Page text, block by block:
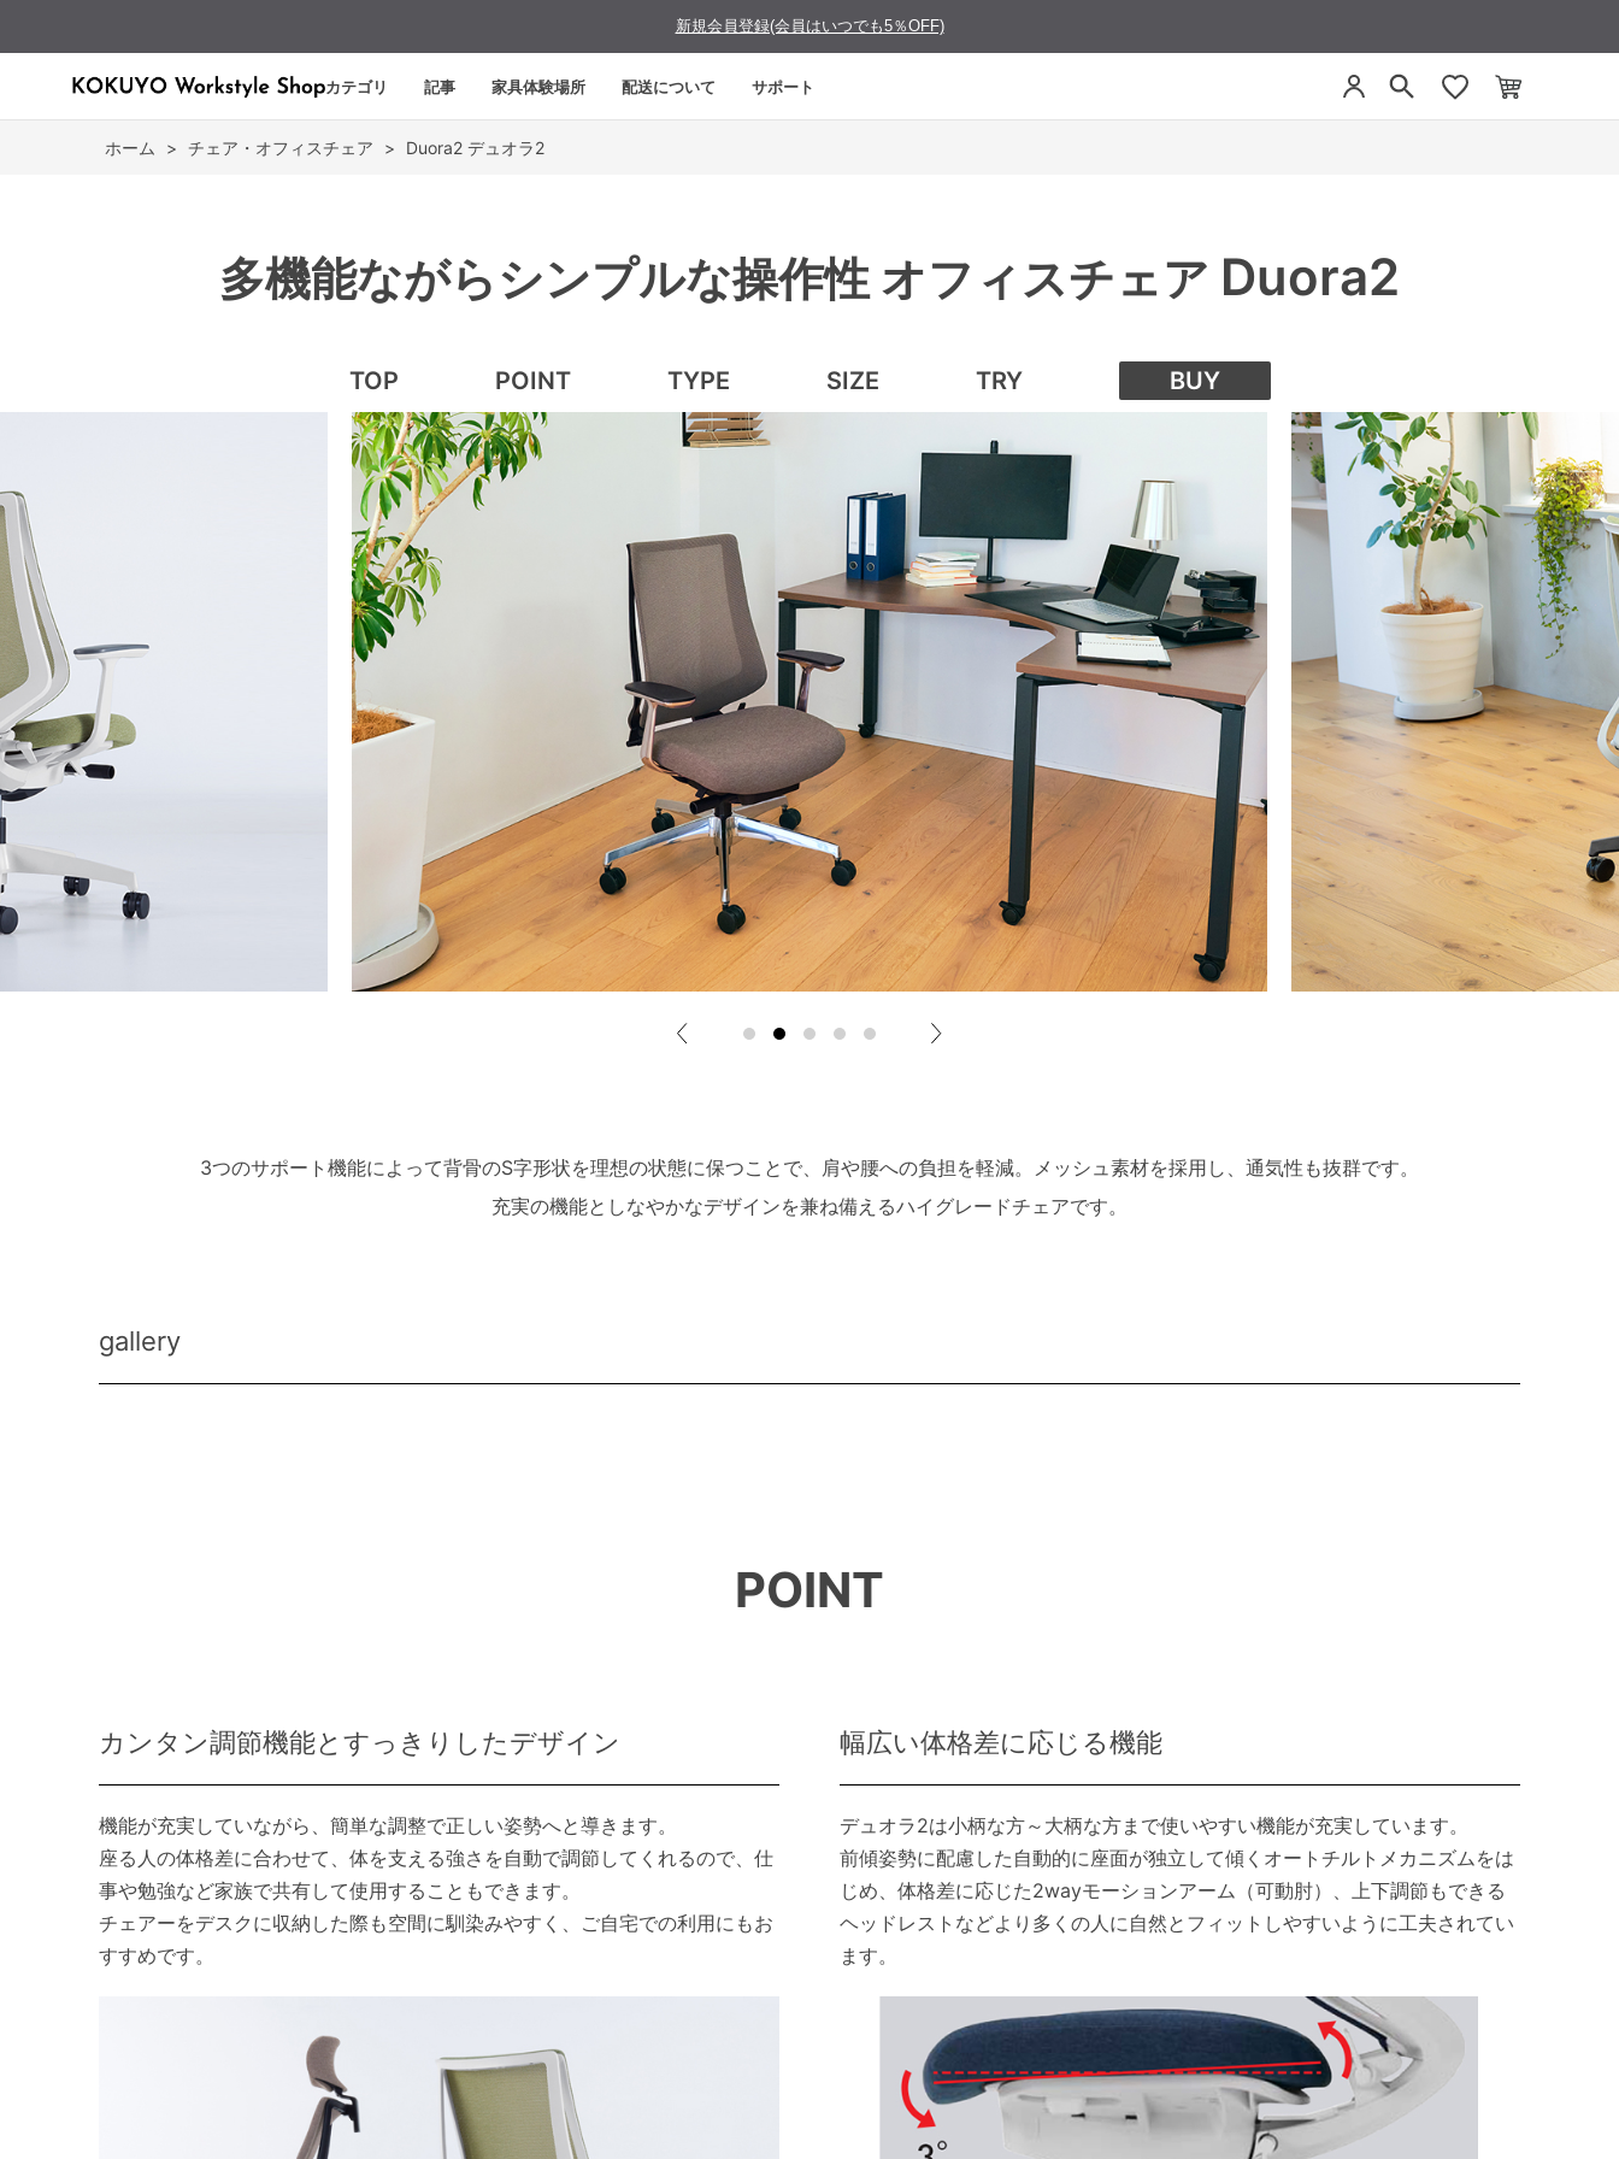
新規会員登録(会員はいつでも5％OFF)
カテゴリ 記事 家具体験場所 配送について サポート
ホーム > チェア・オフィスチェア > Duora2 デュオラ2
多機能ながらシンプルな操作性 オフィスチェア Duora2
TOP POINT TYPE SIZE TRY BUY
3つのサポート機能によって背骨のS字形状を理想の状態に保つことで、肩や腰への負担を軽減。メッシュ素材を採用し、通気性も抜群です。
充実の機能としなやかなデザインを兼ね備えるハイグレードチェアです。
gallery
POINT
カンタン調節機能とすっきりしたデザイン
機能が充実していながら、簡単な調整で正しい姿勢へと導きます。
座る人の体格差に合わせて、体を支える強さを自動で調節してくれるので、仕
事や勉強など家族で共有して使用することもできます。
チェアーをデスクに収納した際も空間に馴染みやすく、ご自宅での利用にもお
すすめです。
幅広い体格差に応じる機能
デュオラ2は小柄な方～大柄な方まで使いやすい機能が充実しています。
前傾姿勢に配慮した自動的に座面が独立して傾くオートチルトメカニズムをは
じめ、体格差に応じた2wayモーションアーム（可動肘）、上下調節もできる
ヘッドレストなどより多くの人に自然とフィットしやすいように工夫されてい
ます。